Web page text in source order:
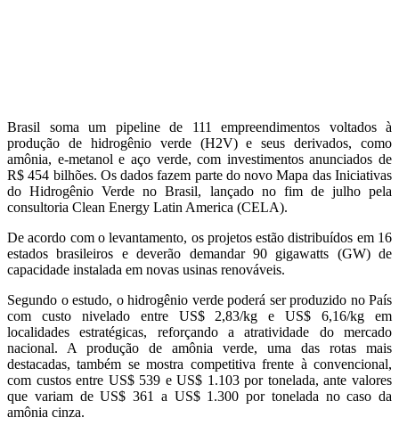
Brasil soma um pipeline de 111 empreendimentos voltados à
produção de hidrogênio verde (H2V) e seus derivados, como
amônia, e-metanol e aço verde, com investimentos anunciados de
R$ 454 bilhões. Os dados fazem parte do novo Mapa das Iniciativas
do Hidrogênio Verde no Brasil, lançado no fim de julho pela
consultoria Clean Energy Latin America (CELA).
De acordo com o levantamento, os projetos estão distribuídos em 16
estados brasileiros e deverão demandar 90 gigawatts (GW) de
capacidade instalada em novas usinas renováveis.
Segundo o estudo, o hidrogênio verde poderá ser produzido no País
com custo nivelado entre US$ 2,83/kg e US$ 6,16/kg em
localidades estratégicas, reforçando a atratividade do mercado
nacional. A produção de amônia verde, uma das rotas mais
destacadas, também se mostra competitiva frente à convencional,
com custos entre US$ 539 e US$ 1.103 por tonelada, ante valores
que variam de US$ 361 a US$ 1.300 por tonelada no caso da
amônia cinza.